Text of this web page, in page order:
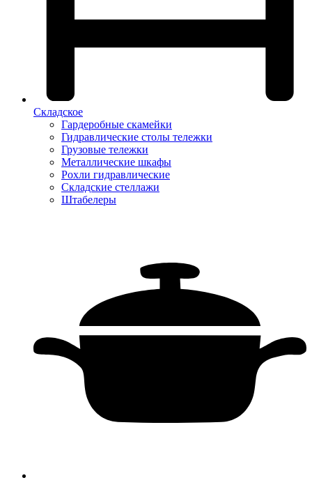
Складское
Гардеробные скамейки
Гидравлические столы тележки
Грузовые тележки
Металлические шкафы
Рохли гидравлические
Складские стеллажи
Штабелеры